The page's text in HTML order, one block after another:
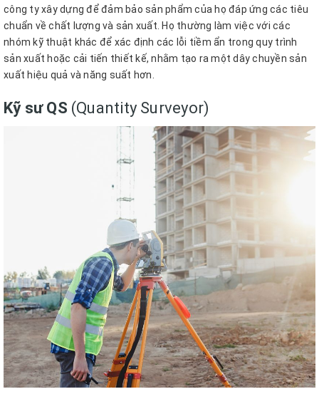
công ty xây dựng để đảm bảo sản phẩm của họ đáp ứng các tiêu
chuẩn về chất lượng và sản xuất. Họ thường làm việc với các
nhóm kỹ thuật khác để xác định các lỗi tiềm ẩn trong quy trình
sản xuất hoặc cải tiến thiết kế, nhằm tạo ra một dây chuyền sản
xuất hiệu quả và năng suất hơn.
Kỹ sư QS (Quantity Surveyor)